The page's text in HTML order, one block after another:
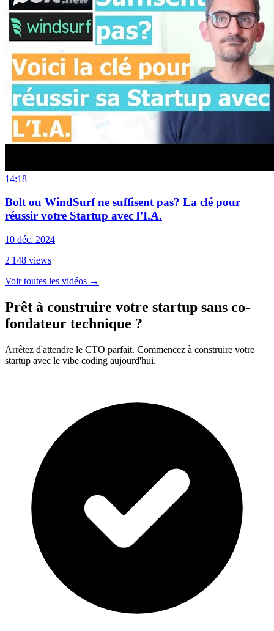
14:18
Bolt ou WindSurf ne suffisent pas? La clé pour
réussir votre Startup avec l’I.A.
10 déc. 2024
2 148 views
Voir toutes les vidéos →
Prêt à construire votre startup sans co-
fondateur technique ?
Arrêtez d'attendre le CTO parfait. Commencez à construire votre
startup avec le vibe coding aujourd'hui.